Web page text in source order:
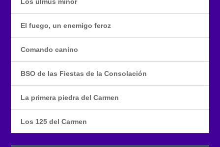
Los ulmus minor
El fuego, un enemigo feroz
Comando canino
BSO de las Fiestas de la Consolación
La primera piedra del Carmen
Los 125 del Carmen